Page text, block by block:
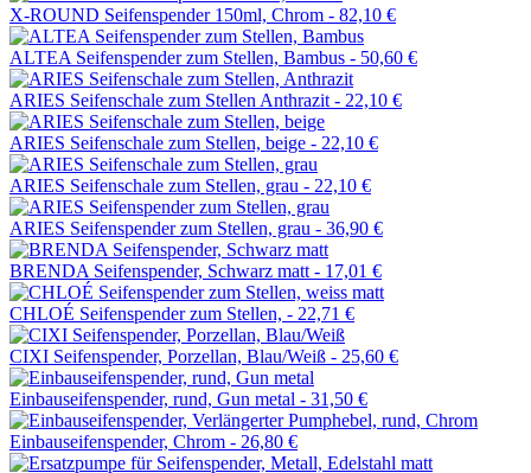
X-ROUND Seifenspender 150ml, Chrom - 82,10 €
ALTEA Seifenspender zum Stellen, Bambus - 50,60 €
ARIES Seifenschale zum Stellen Anthrazit - 22,10 €
ARIES Seifenschale zum Stellen, beige - 22,10 €
ARIES Seifenschale zum Stellen, grau - 22,10 €
ARIES Seifenspender zum Stellen, grau - 36,90 €
BRENDA Seifenspender, Schwarz matt - 17,01 €
CHLOÉ Seifenspender zum Stellen, - 22,71 €
CIXI Seifenspender, Porzellan, Blau/Weiß - 25,60 €
Einbauseifenspender, rund, Gun metal - 31,50 €
Einbauseifenspender, Chrom - 26,80 €